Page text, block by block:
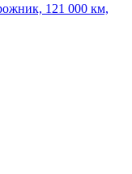
121 000 км,